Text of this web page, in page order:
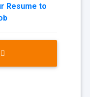
Resume to